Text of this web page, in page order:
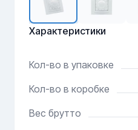
Характеристики
Кол-во в упаковке
Кол-во в коробке
Вес брутто